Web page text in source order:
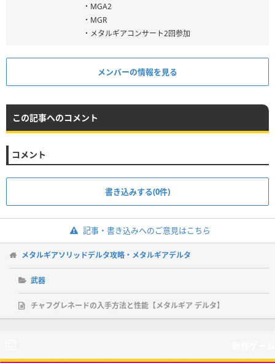
・MGA2
・MGR
・メタルギアコンサート2回参加
メンバーの情報を見る
この記事へのコメント
コメント
書き込みする(0件)
記事・書き込みへのご意見はこちら
メタルギアソリッドデルタ攻略・メタルギアデルタ
武器
チャフグレネードの入手方法と性能【メタルギア デルタ】